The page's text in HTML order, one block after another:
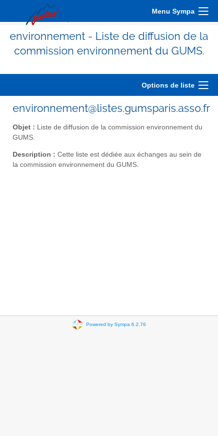
Menu Sympa
environnement - Liste de diffusion de la
commission environnement du GUMS.
Options de liste
environnement@listes.gumsparis.asso.fr
Objet : Liste de diffusion de la commission environnement du
GUMS.
Description : Cette liste est dédiée aux échanges au sein de
la commission environnement du GUMS.
Powered by Sympa 6.2.76